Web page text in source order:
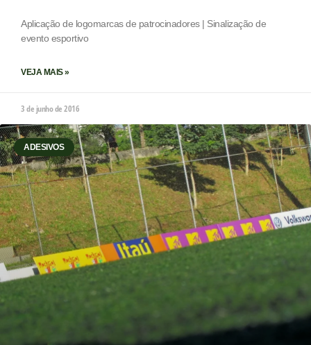
Aplicação de logomarcas de patrocinadores | Sinalização de
evento esportivo
VEJA MAIS »
3 de junho de 2016
ADESIVOS